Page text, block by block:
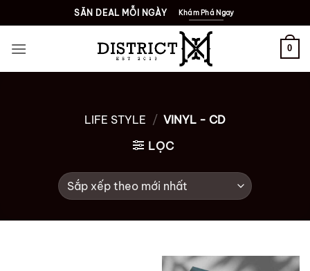
qua
nội
SĂN DEAL MỖI NGÀY Khám Phá Ngay
0
LIFE STYLE / VINYL - CD
LỌC